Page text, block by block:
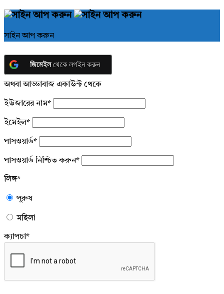
সাইন আপ করুন
জিমেইলথেকে লগইন করুন
অথবা আড্ডাবাজ একাউন্ট থেকে
ইউজারের নাম*
ইমেইল*
পাসওয়ার্ড*
পাসওয়ার্ড নিশ্চিত করুন*
লিঙ্গ*
পুরুষ
মহিলা
ক্যাপচা*